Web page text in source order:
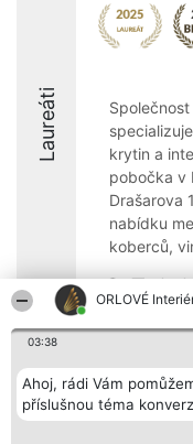
ORLOVÉ
03:38
Ahoj, rádi Vám
příslušnou téma
Laureáti
krytin a
pobočka v
Drašarova
nabídku
koberců,
8.5
Organizátor hlasování
Bright Side Solutions sp. z o.
o. sp. k.
ul. Ruska 22